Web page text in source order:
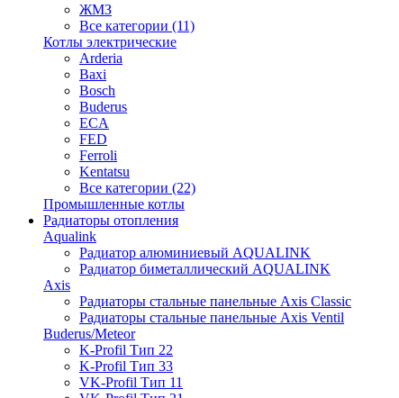
ЖМЗ
Все категории (11)
Котлы электрические
Arderia
Baxi
Bosch
Buderus
ECA
FED
Ferroli
Kentatsu
Все категории (22)
Промышленные котлы
Радиаторы отопления
Aqualink
Радиатор алюминиевый AQUALINK
Радиатор биметаллический AQUALINK
Axis
Радиаторы стальные панельные Axis Classic
Радиаторы стальные панельные Axis Ventil
Buderus/Meteor
K-Profil Тип 22
K-Profil Тип 33
VK-Profil Тип 11